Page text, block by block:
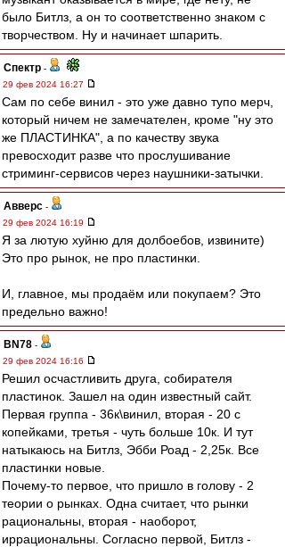
было Битлз, а он то соответственно знаком с
творчеством. Ну и начинает шпарить.
Спектр -
29 фев 2024 16:27
Сам по себе винил - это уже давно тупо мерч,
который ничем не замечателен, кроме "ну это
же ПЛАСТИНКА", а по качеству звука
превосходит разве что прослушивание
стриминг-сервисов через наушники-затычки.
Авверс -
29 фев 2024 16:19
Я за лютую хуйню для долбоебов, извините)
Это про рынок, не про пластинки.
И, главное, мы продаём или покупаем? Это
предельно важно!
BN78 -
29 фев 2024 16:16
Решил осчастливить друга, собирателя
пластинок. Зашел на один известный сайт.
Первая группа - 36к\винил, вторая - 20 с
копейками, третья - чуть больше 10к. И тут
натыкаюсь на Битлз, Эбби Роад - 2,25к. Все
пластинки новые.
Почему-то первое, что пришло в голову - 2
теории о рынках. Одна считает, что рынки
рациональны, вторая - наоборот,
иррациональны. Согласно первой, Битлз -